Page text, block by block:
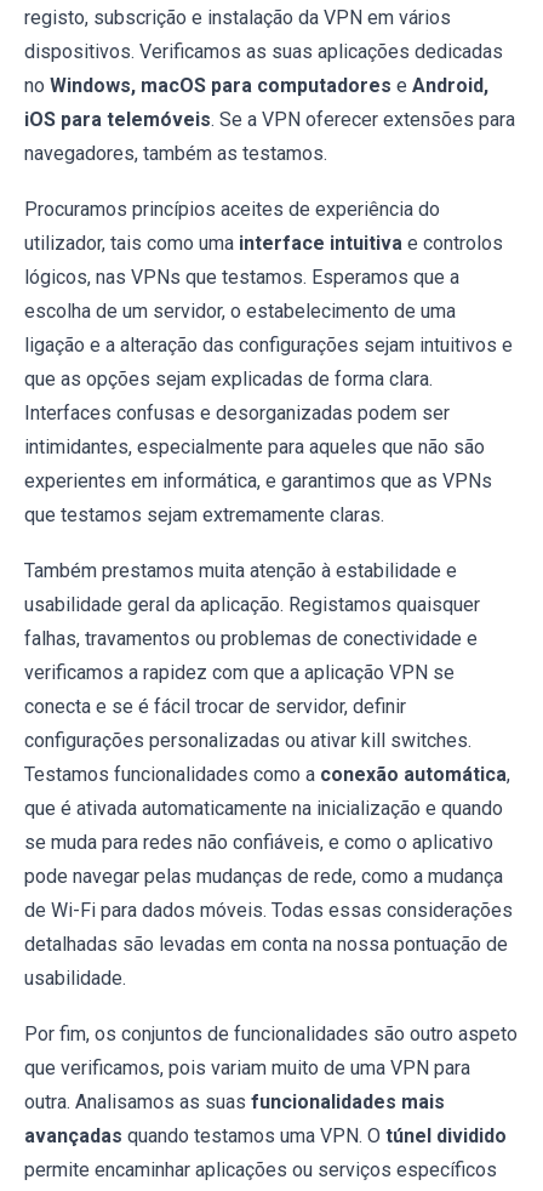
registo, subscrição e instalação da VPN em vários
dispositivos. Verificamos as suas aplicações dedicadas
no Windows, macOS para computadores e Android,
iOS para telemóveis. Se a VPN oferecer extensões para
navegadores, também as testamos.
Procuramos princípios aceites de experiência do
utilizador, tais como uma interface intuitiva e controlos
lógicos, nas VPNs que testamos. Esperamos que a
escolha de um servidor, o estabelecimento de uma
ligação e a alteração das configurações sejam intuitivos e
que as opções sejam explicadas de forma clara.
Interfaces confusas e desorganizadas podem ser
intimidantes, especialmente para aqueles que não são
experientes em informática, e garantimos que as VPNs
que testamos sejam extremamente claras.
Também prestamos muita atenção à estabilidade e
usabilidade geral da aplicação. Registamos quaisquer
falhas, travamentos ou problemas de conectividade e
verificamos a rapidez com que a aplicação VPN se
conecta e se é fácil trocar de servidor, definir
configurações personalizadas ou ativar kill switches.
Testamos funcionalidades como a conexão automática,
que é ativada automaticamente na inicialização e quando
se muda para redes não confiáveis, e como o aplicativo
pode navegar pelas mudanças de rede, como a mudança
de Wi-Fi para dados móveis. Todas essas considerações
detalhadas são levadas em conta na nossa pontuação de
usabilidade.
Por fim, os conjuntos de funcionalidades são outro aspeto
que verificamos, pois variam muito de uma VPN para
outra. Analisamos as suas funcionalidades mais
avançadas quando testamos uma VPN. O túnel dividido
permite encaminhar aplicações ou serviços específicos